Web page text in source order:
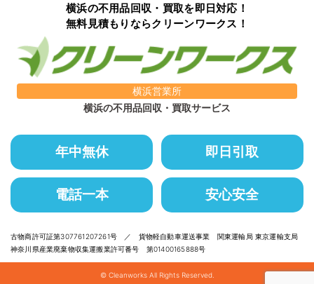
横浜の不用品回収・買取を即日対応！
無料見積もりならクリーンワークス！
横浜営業所
横浜の不用品回収・買取サービス
年中無休 即日引取
電話一本 安心安全
古物商許可証第307761207261号 ／ 貨物軽自動車運送事業 関東運輸局 東京運輸支局
神奈川県産業廃棄物収集運搬業許可番号 第01400165888号
© Cleanworks All Rights Reserved.